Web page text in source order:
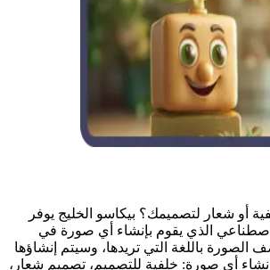
أو شعار لتصميمك؟ بيكاسو الخليج يوفر
الذي يقوم بإنشاء أي صورة في
الصورة باللغة التي تريدها، وسيتم إنشاؤها
أي صورة: خلفية للتصميم، تصميم شعار،